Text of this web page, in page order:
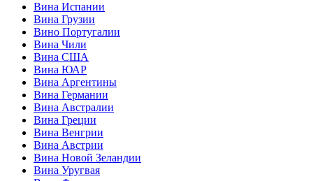
Вина Испании
Вина Грузии
Вино Португалии
Вина Чили
Вина США
Вина ЮАР
Вина Аргентины
Вина Германии
Вина Австралии
Вина Греции
Вина Венгрии
Вина Австрии
Вина Новой Зеландии
Вина Уругвая